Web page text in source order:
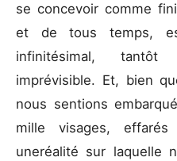
se concevoir comme
et de tous temps,
infinitésimal, tantôt
imprévisible. Et, bien
nous sentions
mille visages,
uneréalité sur laquelle